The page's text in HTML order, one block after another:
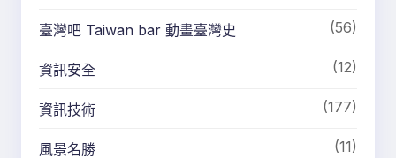
臺灣吧 Taiwan bar 動畫臺灣史 (56)
資訊安全 (12)
資訊技術 (177)
風景名勝 (11)